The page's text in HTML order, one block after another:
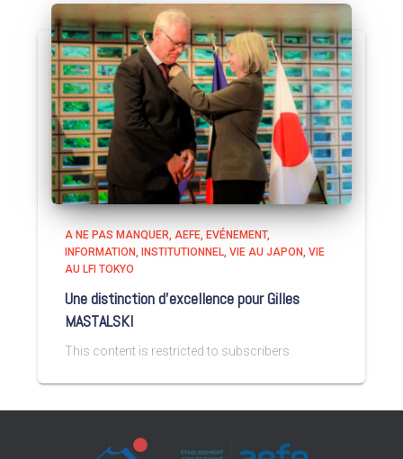
A NE PAS MANQUER AEFE EVÉNEMENT
INFORMATION
INSTITUTIONNEL VIE AU JAPON VIE
AU LFI TOKYO
Une distinction d’excellence pour Gilles
MASTALSKI
This content is restricted to subscribers